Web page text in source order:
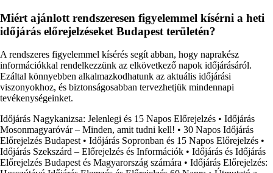
Miért ajánlott rendszeresen figyelemmel kísérni a heti
időjárás előrejelzéseket Budapest területén?
A rendszeres figyelemmel kísérés segít abban, hogy naprakész
információkkal rendelkezzünk az elkövetkező napok időjárásáról.
Ezáltal könnyebben alkalmazkodhatunk az aktuális időjárási
viszonyokhoz, és biztonságosabban tervezhetjük mindennapi
tevékenységeinket.
Időjárás Nagykanizsa: Jelenlegi és 15 Napos Előrejelzés • Időjárás
Mosonmagyaróvár – Minden, amit tudni kell! • 30 Napos Időjárás
Előrejelzés Budapest • Időjárás Sopronban és 15 Napos Előrejelzés •
Időjárás Szekszárd – Előrejelzés és Információk • Időjárás és Időjárás
Előrejelzés Budapest és Magyarország számára • Időjárás Előrejelzés: